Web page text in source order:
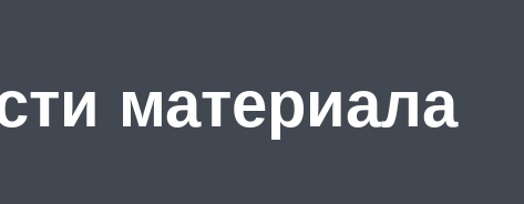
материала